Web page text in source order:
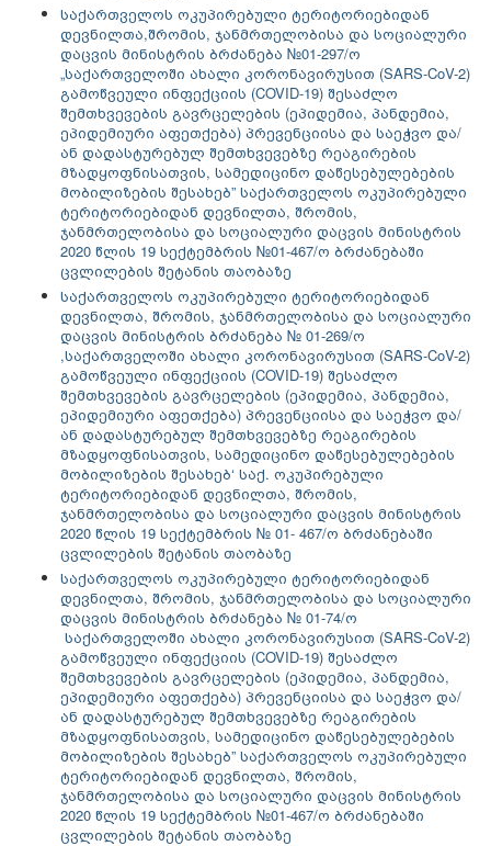
საქართველოს ოკუპირებული ტერიტორიებიდან
დევნილთა,შრომის, ჯანმრთელობისა და სოციალური
დაცვის მინისტრის ბრძანება №01-297/ო
„საქართველოში ახალი კორონავირუსით (SARS-CoV-2)
გამოწვეული ინფექციის (COVID-19) შესაძლო
შემთხვევების გავრცელების (ეპიდემია, პანდემია,
ეპიდემიური აფეთქება) პრევენციისა და საეჭვო და/
ან დადასტურებულ შემთხვევებზე რეაგირების
მზადყოფნისათვის, სამედიცინო დაწესებულებების
მობილიზების შესახებ” საქართველოს ოკუპირებული
ტერიტორიებიდან დევნილთა, შრომის,
ჯანმრთელობისა და სოციალური დაცვის მინისტრის
2020 წლის 19 სექტემბრის №01-467/ო ბრძანებაში
ცვლილების შეტანის თაობაზე
საქართველოს ოკუპირებული ტერიტორიებიდან
დევნილთა, შრომის, ჯანმრთელობისა და სოციალური
დაცვის მინისტრის ბრძანება № 01-269/ო
,საქართველოში ახალი კორონავირუსით (SARS-CoV-2)
გამოწვეული ინფექციის (COVID-19) შესაძლო
შემთხვევების გავრცელების (ეპიდემია, პანდემია,
ეპიდემიური აფეთქება) პრევენციისა და საეჭვო და/
ან დადასტურებულ შემთხვევებზე რეაგირების
მზადყოფნისათვის, სამედიცინო დაწესებულებების
მობილიზების შესახებ‘ საქ. ოკუპირებული
ტერიტორიებიდან დევნილთა, შრომის,
ჯანმრთელობისა და სოციალური დაცვის მინისტრის
2020 წლის 19 სექტემბრის № 01- 467/ო ბრძანებაში
ცვლილების შეტანის თაობაზე
საქართველოს ოკუპირებული ტერიტორიებიდან
დევნილთა, შრომის, ჯანმრთელობისა და სოციალური
დაცვის მინისტრის ბრძანება № 01-74/ო
საქართველოში ახალი კორონავირუსით (SARS-CoV-2)
გამოწვეული ინფექციის (COVID-19) შესაძლო
შემთხვევების გავრცელების (ეპიდემია, პანდემია,
ეპიდემიური აფეთქება) პრევენციისა და საეჭვო და/
ან დადასტურებულ შემთხვევებზე რეაგირების
მზადყოფნისათვის, სამედიცინო დაწესებულებების
მობილიზების შესახებ” საქართველოს ოკუპირებული
ტერიტორიებიდან დევნილთა, შრომის,
ჯანმრთელობისა და სოციალური დაცვის მინისტრის
2020 წლის 19 სექტემბრის №01-467/ო ბრძანებაში
ცვლილების შეტანის თაობაზე